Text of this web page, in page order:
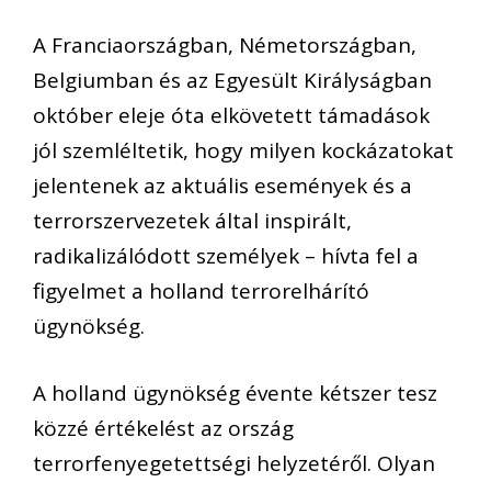
A Franciaországban, Németországban,
Belgiumban és az Egyesült Királyságban
október eleje óta elkövetett támadások
jól szemléltetik, hogy milyen kockázatokat
jelentenek az aktuális események és a
terrorszervezetek által inspirált,
radikalizálódott személyek – hívta fel a
figyelmet a holland terrorelhárító
ügynökség.
A holland ügynökség évente kétszer tesz
közzé értékelést az ország
terrorfenyegetettségi helyzetéről. Olyan